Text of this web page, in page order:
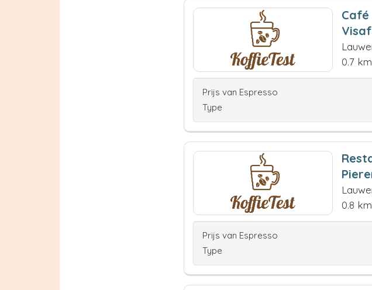
0.7 km
Prijs van Espresso
Type
0.8 km
Prijs van Espresso
Type